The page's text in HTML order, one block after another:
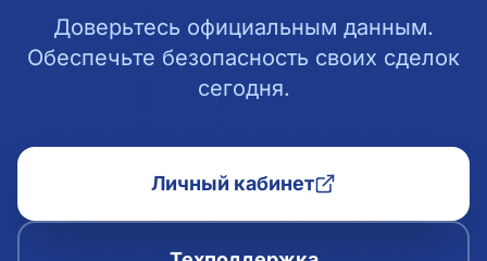
Доверьтесь официальным данным.
Обеспечьте безопасность своих сделок
сегодня.
Личный кабинет